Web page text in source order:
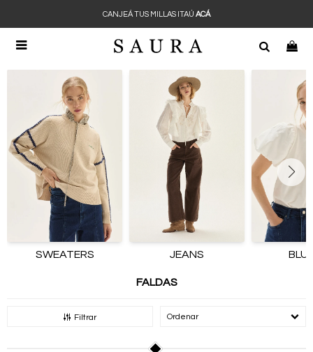

CANJEÁ TUS MILLAS ITAÚ ACÁ
SWEATERS JEANS
FALDAS
Filtrar Recomendados